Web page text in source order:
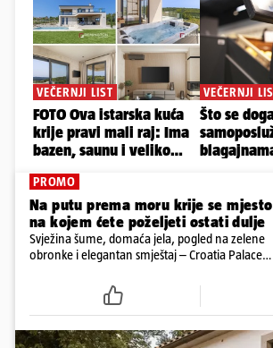
PROMO
Na putu prema moru krije se mjesto
na kojem ćete poželjeti ostati dulje
Svježina šume, domaća jela, pogled na zelene
obronke i elegantan smještaj – Croatia Palace